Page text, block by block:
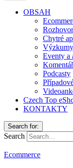
OBSAH
Chytré
Výzkumy
Eventy a
Podcasty
Czech Top
KONTAKTY
Search for:
Search
Ecommerce